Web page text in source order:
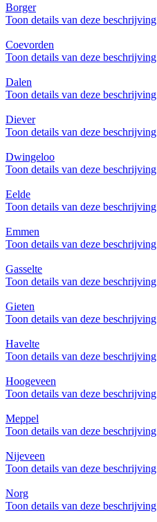
Borger
Toon details van deze beschrijving
Coevorden
Toon details van deze beschrijving
Dalen
Toon details van deze beschrijving
Diever
Toon details van deze beschrijving
Dwingeloo
Toon details van deze beschrijving
Eelde
Toon details van deze beschrijving
Emmen
Toon details van deze beschrijving
Gasselte
Toon details van deze beschrijving
Gieten
Toon details van deze beschrijving
Havelte
Toon details van deze beschrijving
Hoogeveen
Toon details van deze beschrijving
Meppel
Toon details van deze beschrijving
Nijeveen
Toon details van deze beschrijving
Norg
Toon details van deze beschrijving